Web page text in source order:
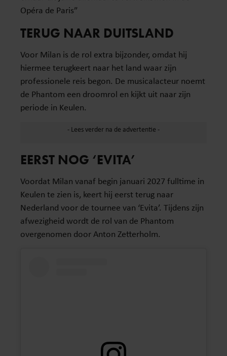
Opéra de Paris”
TERUG NAAR DUITSLAND
Voor Milan is de rol extra bijzonder, omdat hij
hiermee terugkeert naar het land waar zijn
professionele reis begon. De musicalacteur noemt
de Phantom een droomrol en kijkt uit naar zijn
periode in Keulen.
EERST NOG ‘EVITA’
Voordat Milan vanaf begin januari 2027 fulltime in
Keulen te zien is, keert hij eerst terug naar
Nederland voor de tournee van ‘Evita’. Tijdens zijn
afwezigheid wordt de rol van de Phantom
overgenomen door Anton Zetterholm.